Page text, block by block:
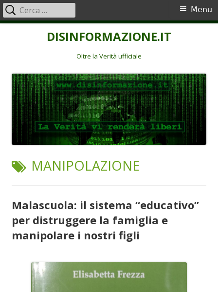
DISINFORMAZIONE.IT
Oltre la Verità ufficiale
Menu
principale
Menu
Ricerca
per:
TAG:
MANIPOLAZIONE
Malascuola: il sistema “educativo”
per distruggere la famiglia e
manipolare i nostri figli